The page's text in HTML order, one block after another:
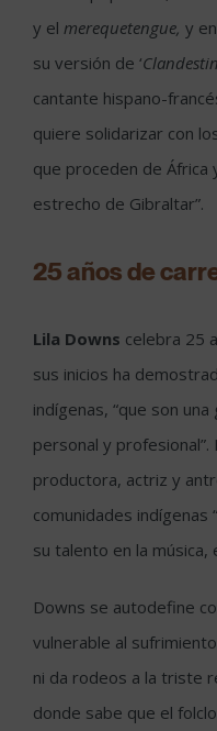
y el merequetengue, y
su versión de ‘
cantante hispano-
quiere solidarizar con
que proceden de África
estrecho de Gibraltar”.
25 años de
Lila Downs celebra 25
sus inicios ha
indígenas, “que son
personal y
productora, actriz y
comunidades indígenas
su talento en la música,
Downs se autodefine
vulnerable al
ni da rodeos a la triste
donde sabe que el